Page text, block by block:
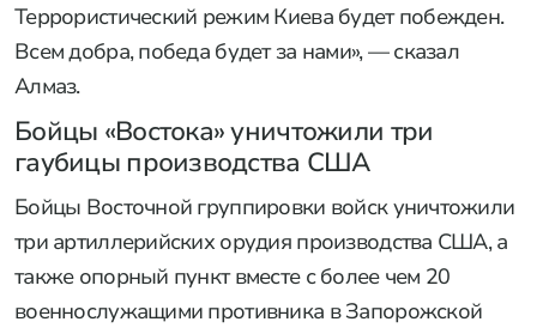
Террористический режим Киева будет побежден.
Всем добра, победа будет за нами», — сказал
Алмаз.
Бойцы «Востока» уничтожили три
гаубицы производства США
Бойцы Восточной группировки войск уничтожили
три артиллерийских орудия производства США, а
также опорный пункт вместе с более чем 20
военнослужащими противника в Запорожской